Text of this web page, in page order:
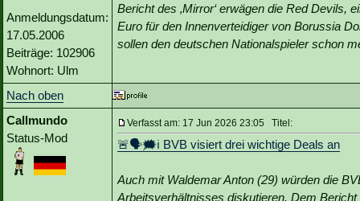
Anmeldungsdatum:
17.05.2006
Beiträge: 102906
Wohnort: Ulm
Bericht des ‚Mirror‘ erwägen die Red Devils,
Euro für den Innenverteidiger von Borussia
sollen den deutschen Nationalspieler schon
Nach oben
Callmundo
Status-Mod
Verfasst am: 17 Jun 2026 23:05 Titel:
🚨🗣🗯️ℹ️ BVB visiert drei wichtige Deals an
Auch mit Waldemar Anton (29) würden die
Arbeitsverhältnisses diskutieren. Dem